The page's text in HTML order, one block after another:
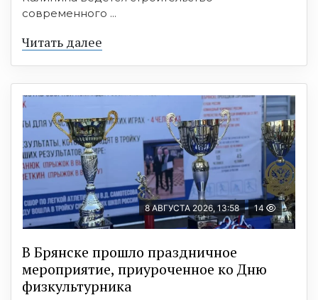
современного ...
Читать далее
8 АВГУСТА 2026, 13:58 14
В Брянске прошло праздничное
мероприятие, приуроченное ко Дню
физкультурника